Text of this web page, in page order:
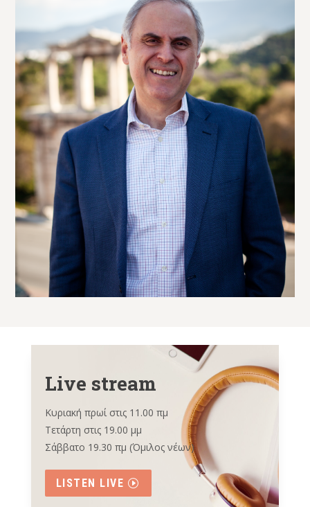
Live stream
Κυριακή πρωί στις 11.00 πμ
Τετάρτη στις 19.00 μμ
Σάββατο 19.30 πμ (Όμιλος νέων)
LISTEN LIVE